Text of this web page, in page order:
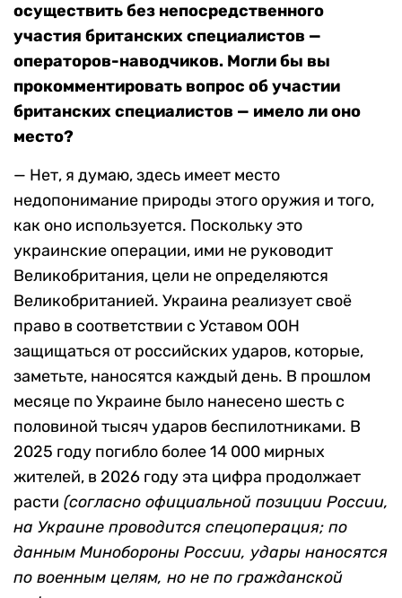
осуществить без непосредственного
участия британских специалистов —
операторов-наводчиков. Могли бы вы
прокомментировать вопрос об участии
британских специалистов — имело ли оно
место?
— Нет, я думаю, здесь имеет место
недопонимание природы этого оружия и того,
как оно используется. Поскольку это
украинские операции, ими не руководит
Великобритания, цели не определяются
Великобританией. Украина реализует своё
право в соответствии с Уставом ООН
защищаться от российских ударов, которые,
заметьте, наносятся каждый день. В прошлом
месяце по Украине было нанесено шесть с
половиной тысяч ударов беспилотниками. В
2025 году погибло более 14 000 мирных
жителей, в 2026 году эта цифра продолжает
расти (согласно официальной позиции России,
на Украине проводится спецоперация; по
данным Минобороны России, удары наносятся
по военным целям, но не по гражданской